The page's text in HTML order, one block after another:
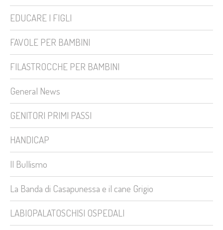
EDUCARE I FIGLI
FAVOLE PER BAMBINI
FILASTROCCHE PER BAMBINI
General News
GENITORI PRIMI PASSI
HANDICAP
Il Bullismo
La Banda di Casapunessa e il cane Grigio
LABIOPALATOSCHISI OSPEDALI